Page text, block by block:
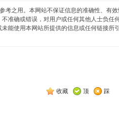
考之用。本网站不保证信息的准确性、有
准确或错误，对用户或任何其他人士负任
能使用本网站所提供的信息或任何链接所
收藏 顶 踩